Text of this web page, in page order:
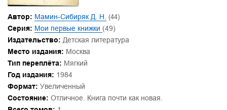
Автор: Мамин-Сибиряк Д. Н. (44)
Серия: Мои первые книжки (49)
Издательство: Детская литература
Место издания: Москва
Тип переплёта: Мягкий
Год издания: 1984
Формат: Увеличенный
Состояние: Отличное. Книга почти как новая.